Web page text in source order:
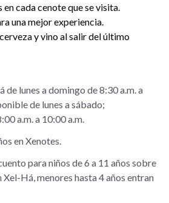
cada cenote que se visita.
una mejor experiencia.
y vino al salir del último
de lunes a domingo de 8:30 a.m. a
de lunes a sábado;
a.m. a 10:00 a.m.
en Xenotes.
para niños de 6 a 11 años sobre
Xel-Há, menores hasta 4 años entran